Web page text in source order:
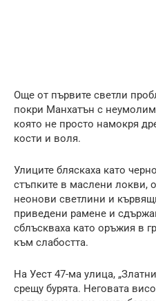
Още от първите светли
покри Манхатън с
която не просто намокря
кости и воля.
Улиците бляскаха като
стъпките в маслени локви,
неонови светлини и
приведени рамене и
сблъскваха като оръжия в
към слабостта.
На Уест 47-ма улица,
срещу бурята. Неговата